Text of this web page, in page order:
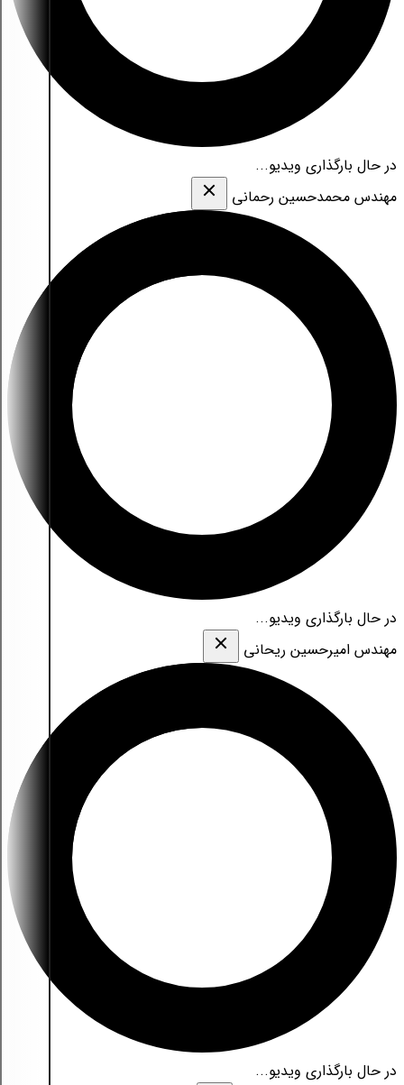
در حال بارگذاری ویدیو...
مهندس محمدحسین رحمانی
در حال بارگذاری ویدیو...
مهندس امیرحسین ریحانی
در حال بارگذاری ویدیو...